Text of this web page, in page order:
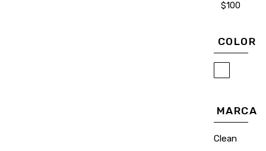
$100
COLOR
MARCA
Clean